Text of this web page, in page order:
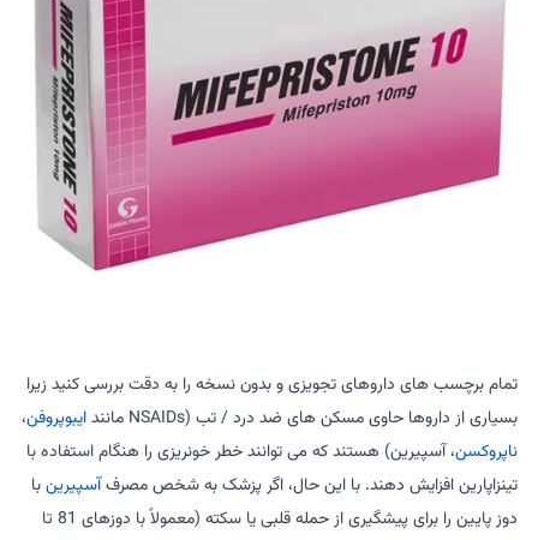
تمام برچسب های داروهای تجویزی و بدون نسخه را به دقت بررسی کنید زیرا
بسیاری از داروها حاوی مسکن های ضد درد / تب (NSAIDs مانند
ایبوپروفن،
ناپروکسن، آسپیرین) هستند که می توانند خطر خونریزی را هنگام استفاده با
تینزاپارین افزایش دهند. با این حال، اگر پزشک به شخص مصرفآسپیرینبا
دوز پایین را برای پیشگیری از حمله قلبی یا سکته (معمولاً با دوزهای 81 تا